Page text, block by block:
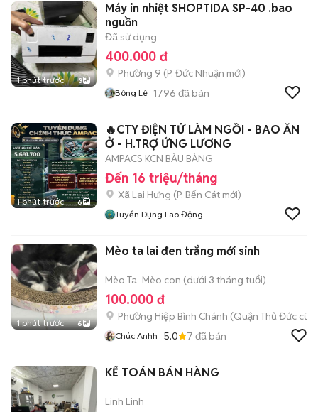
1 phút trước 3
Máy in nhiệt SHOPTIDA SP-40 .bao
nguồn
Đã sử dụng
400.000 đ
Phường 9 (P. Đức Nhuận mới)
Bông Lê 1796 đã bán
1 phút trước 6
🔥CTY ĐIỆN TỬ LÀM NGỒI - BAO ĂN
Ở - H.TRỢ ỨNG LƯƠNG
AMPACS KCN BÀU BÀNG
Đến 16 triệu/tháng
Xã Lai Hưng (P. Bến Cát mới)
Tuyển Dụng Lao Động
1 phút trước 6
Mèo ta lai đen trắng mới sinh
Mèo Ta Mèo con (dưới 3 tháng tuổi)
100.000 đ
Phường Hiệp Bình Chánh (Quận Thủ Đức cũ)
Chúc Anhh 5.0 7 đã bán
KẾ TOÁN BÁN HÀNG
Linh Linh